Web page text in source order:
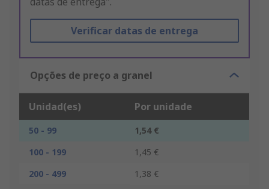
Verificar datas de entrega
Opções de preço a granel
Unidad(es) Por unidade
50 - 99
1,54 €
100 - 199
1,45 €
200 - 499
1,38 €